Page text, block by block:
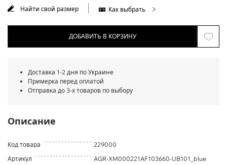
Найти свой размер Как выбрать
ДОБАВИТЬ В КОРЗИНУ
Доставка 1-2 дня по Украине
Примерка перед оплатой
Отправка до 3-х товаров по выбору
Описание
Код товара
229000
Артикул
AGR-XM000221AF103660-UB101_blue